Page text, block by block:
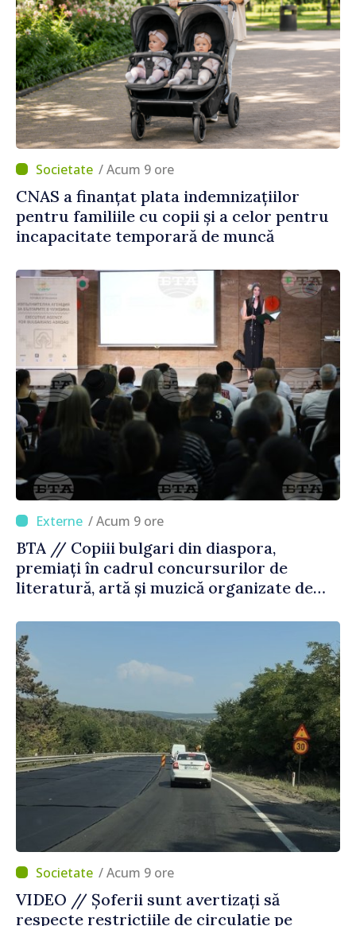
/ Acum 9 ore
CNAS a finanțat plata indemnizațiilor
pentru familiile cu copii și a celor pentru
incapacitate temporară de muncă
/ Acum 9 ore
BTA // Copiii bulgari din diaspora,
premiați în cadrul concursurilor de
literatură, artă și muzică organizate de
Străinătate
/ Acum 9 ore
VIDEO // Șoferii sunt avertizați să
respecte restricțiile de circulație pe